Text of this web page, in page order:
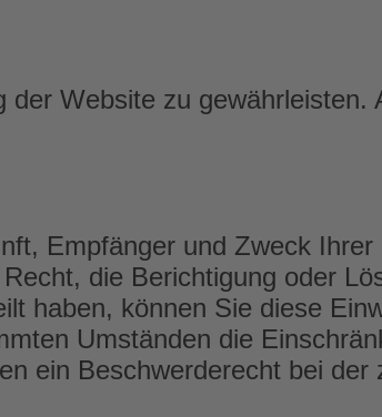
Website zu gewährleisten.
Empfänger und Zweck Ihrer
die Berichtigung oder
haben, können Sie diese
Umständen die
ein Beschwerderecht bei der